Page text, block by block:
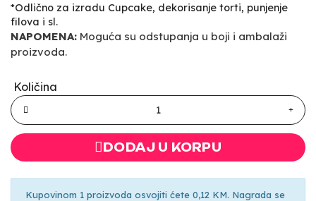
*Odlično za izradu Cupcake, dekorisanje torti, punjenje
filova i sl.
NAPOMENA: Moguća su odstupanja u boji i ambalaži
proizvoda.
Količina
DODAJ U KORPU
Kupovinom 1 proizvoda osvojiti ćete 0,12 KM. Nagrada se